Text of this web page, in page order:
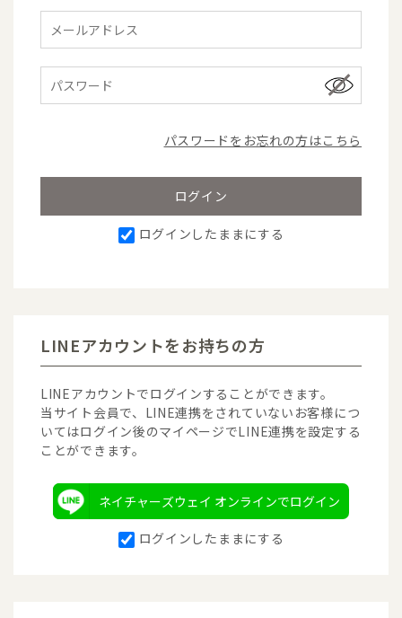
ログインしたままにする
パスワードをお忘れの方はこちら
LINEアカウントをお持ちの方
LINEアカウントでログインすることができます。
当サイト会員で、LINE連携をされていないお客様につ
いてはログイン後のマイページでLINE連携を設定する
ことができます。
ネイチャーズウェイ オンラインでログイン
ログインしたままにする